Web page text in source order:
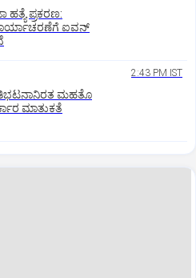
ಪ್ರಕರಣ:
ಕಾರ್ಯಾಚರಣೆಗೆ ಐವನ್
2:43 PM IST
ಮಹತೊ
ಮಾತುಕತೆ